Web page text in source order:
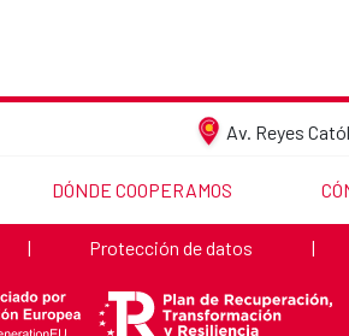
Av. Reyes
ENLACE A LA PÁGINA:
DÓNDE COOPERAMOS
| Enlace a la página:
Protección de datos |